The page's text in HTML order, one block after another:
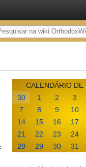
CALENDÁRIO DE
30
1 2 3
7
8 9 10
14
15 16 17
21
22 23 24
28
29 30 31